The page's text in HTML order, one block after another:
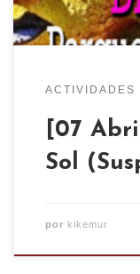
ACTIVIDADES
[07
Sol
por kikemur